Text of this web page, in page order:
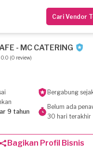
Cari Vendor
- MC CATERING
0.0 (0 review)
Bergabung
9 tahun
Belum ada
30 hari terakhir
Bagikan Profil Bisnis